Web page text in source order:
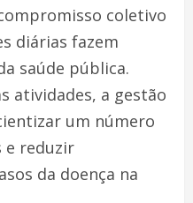
coletivo
diárias fazem
saúde pública.
atividades, a gestão
um número
e reduzir
da doença na